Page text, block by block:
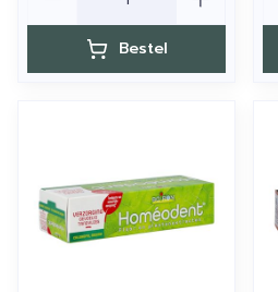
Bestel